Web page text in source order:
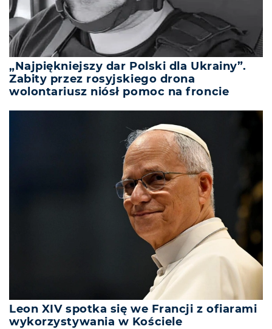
„Najpiękniejszy dar Polski dla Ukrainy”.
Zabity przez rosyjskiego drona
wolontariusz niósł pomoc na froncie
Leon XIV spotka się we Francji z ofiarami
wykorzystywania w Kościele